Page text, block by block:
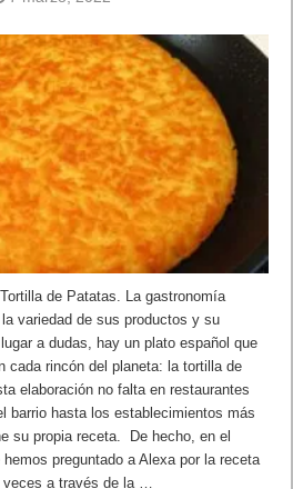
de Patatas. La gastronomía
variedad de sus productos y su
a dudas, hay un plato español que
cada rincón del planeta: la tortilla de
elaboración no falta en restaurantes
barrio hasta los establecimientos más
su propia receta. De hecho, en el
preguntado a Alexa por la receta
a través de la …